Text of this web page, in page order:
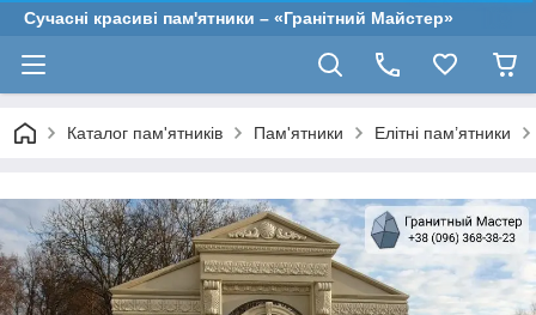
Сучасні красиві пам'ятники – «Гранітний Майстер»
Каталог пам'ятників Пам'ятники Елітні пам’ятники